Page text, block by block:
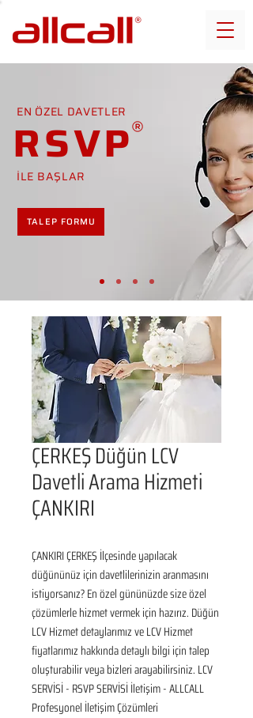
EN ÖZEL DAVETLER
RSVP
İLE BAŞLAR
TALEP FORMU
ÇERKEŞ Düğün LCV
Davetli Arama Hizmeti
ÇANKIRI
ÇANKIRI ÇERKEŞ İlçesinde yapılacak
düğününüz için davetlilerinizin aranmasını
istiyorsanız? En özel gününüzde size özel
çözümlerle hizmet vermek için hazırız. Düğün
LCV Hizmet detaylarımız ve LCV Hizmet
fiyatlarımız hakkında detaylı bilgi için talep
oluşturabilir veya bizleri arayabilirsiniz. LCV
SERVİSİ - RSVP SERVİSİ İletişim - ALLCALL
Profesyonel İletişim Çözümleri